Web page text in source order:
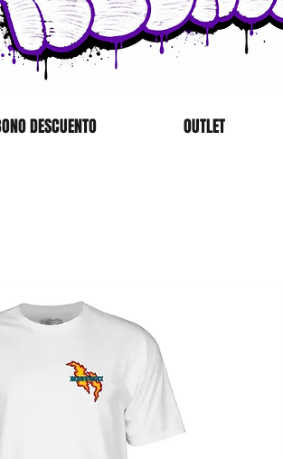
DESCUENTO OUTLET